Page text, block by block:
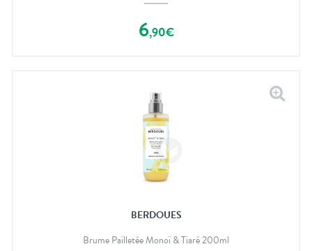
6,90€
BERDOUES
Brume Pailletée Monoï & Tiaré 200ml